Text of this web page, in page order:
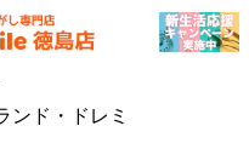
ンド・ドレミ